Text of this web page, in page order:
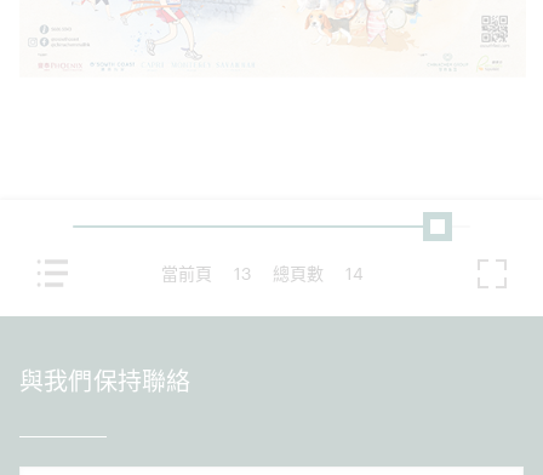
當前頁 13 總頁數 14
與我們保持聯絡